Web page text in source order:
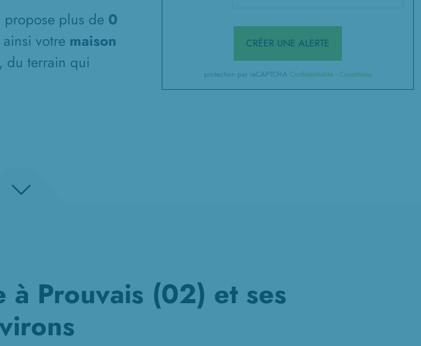
propose plus de 0
votre maison
du terrain qui
CRÉER UNE ALERTE
protection par reCAPTCHA Confidentialité Conditions
à Prouvais (02) et ses